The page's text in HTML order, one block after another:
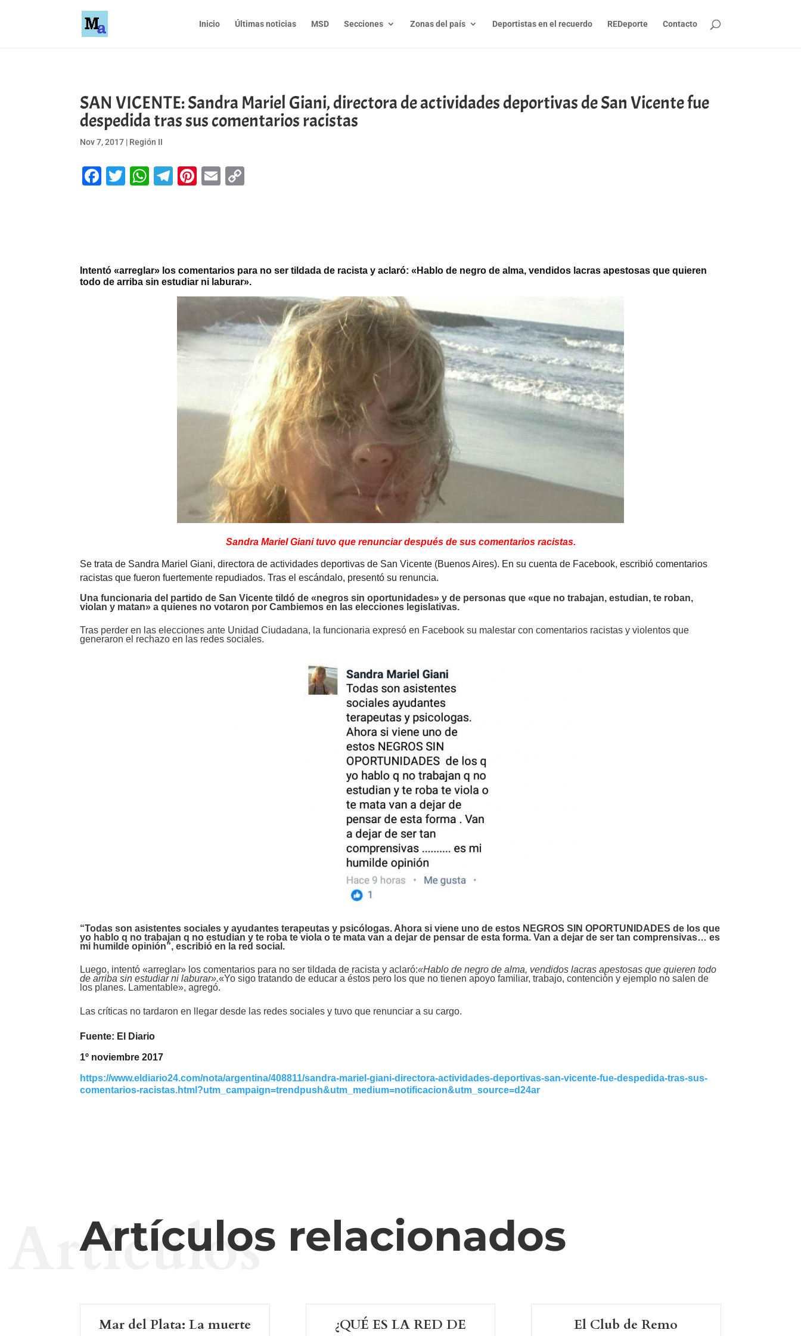
Inicio Últimas noticias MSD Secciones Zonas del país Deportistas en el recuerdo REDeporte Contacto
SAN VICENTE: Sandra Mariel Giani, directora de actividades deportivas de San Vicente fue
despedida tras sus comentarios racistas
Nov 7, 2017 | Región II
Facebook
Twitter
WhatsApp
Telegram
Pinterest
Email
Intentó «arreglar» los comentarios para no ser tildada de racista y aclaró: «Hablo de negro de alma, vendidos lacras apestosas que quieren
todo de arriba sin estudiar ni laburar».
Sandra Mariel Giani tuvo que renunciar después de sus comentarios racistas.
Se trata de Sandra Mariel Giani, directora de actividades deportivas de San Vicente (Buenos Aires). En su cuenta de Facebook, escribió comentarios
racistas que fueron fuertemente repudiados. Tras el escándalo, presentó su renuncia.
Una funcionaria del partido de San Vicente tildó de «negros sin oportunidades» y de personas que «que no trabajan, estudian, te roban,
violan y matan» a quienes no votaron por Cambiemos en las elecciones legislativas.
Tras perder en las elecciones ante Unidad Ciudadana, la funcionaria expresó en Facebook su malestar con comentarios racistas y violentos que
generaron el rechazo en las redes sociales.
“Todas son asistentes sociales y ayudantes terapeutas y psicólogas. Ahora si viene uno de estos NEGROS SIN OPORTUNIDADES de los que
yo hablo q no trabajan q no estudian y te roba te viola o te mata van a dejar de pensar de esta forma. Van a dejar de ser tan comprensivas… es
mi humilde opinión”, escribió en la red social.
Luego, intentó «arreglar» los comentarios para no ser tildada de racista y aclaró:«Hablo de negro de alma, vendidos lacras apestosas que quieren todo
de arriba sin estudiar ni laburar».«Yo sigo tratando de educar a éstos pero los que no tienen apoyo familiar, trabajo, contención y ejemplo no salen de
los planes. Lamentable», agregó.
Las críticas no tardaron en llegar desde las redes sociales y tuvo que renunciar a su cargo.
Fuente: El Diario
1º noviembre 2017
https://www.eldiario24.com/nota/argentina/408811/sandra-mariel-giani-directora-actividades-deportivas-san-vicente-fue-despedida-tras-sus-
comentarios-racistas.html?utm_campaign=trendpush&utm_medium=notificacion&utm_source=d24ar
Artículos relacionados
Artículos
Mar del Plata: La muerte
¿QUÉ ES LA RED DE
El Club de Remo